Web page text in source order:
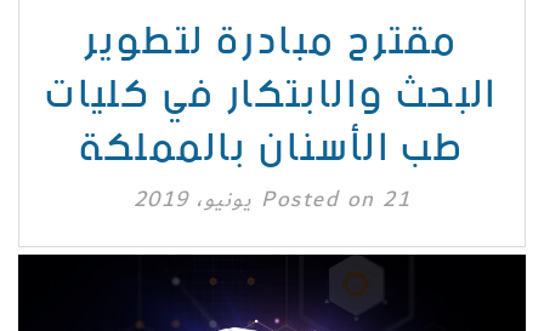
مقترح مبادرة لتطوير
البحث والابتكار في كليات
طب الأسنان بالمملكة
Posted on 21 يونيو، 2019